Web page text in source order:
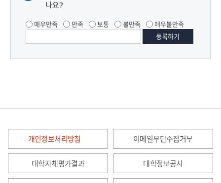
나요?
매우만족 만족 보통 불만족 매우불만족
개인정보처리방침 이메일무단수집거부
대학자체평가결과 대학정보공시